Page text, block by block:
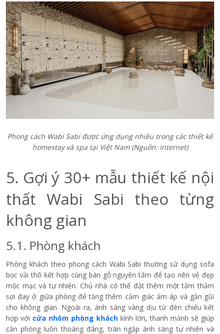
Phong cách Wabi Sabi được ứng dụng nhiều trong các thiết kế
homestay và spa tại Việt Nam (Nguồn: Internet)
5. Gợi ý 30+ mẫu thiết kế nội
thất Wabi Sabi theo từng
không gian
5.1. Phòng khách
Phòng khách theo phong cách Wabi Sabi thường sử dụng sofa
bọc vải thô kết hợp cùng bàn gỗ nguyên tấm để tạo nên vẻ đẹp
mộc mạc và tự nhiên. Chủ nhà có thể đặt thêm một tấm thảm
sợi đay ở giữa phòng để tăng thêm cảm giác ấm áp và gần gũi
cho không gian. Ngoài ra, ánh sáng vàng dịu từ đèn chiếu kết
hợp với cửa nhôm phòng khách kính lớn, thanh mảnh sẽ giúp
căn phòng luôn thoáng đãng, tràn ngập ánh sáng tự nhiên và